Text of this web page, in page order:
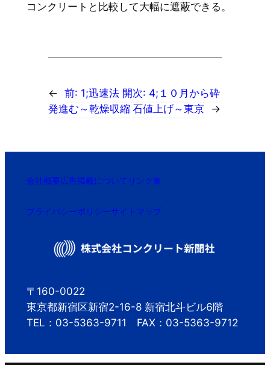
コンクリートと比較して大幅に遮蔽できる。
← 前: 1;迅速法 開
発進む～乾燥収縮
次: 4;１０月から砕
石値上げ～東京
→
会社概要広告掲載について リンク集
プライバシーポリシーサイトマップ
〒160-0022
東京都新宿区新宿2-16-8 新宿北斗ビル6階
TEL：03-5363-9711 FAX：03-5363-9712